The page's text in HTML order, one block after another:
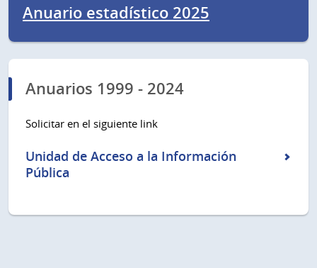
Anuario estadístico 2025
Anuarios 1999 - 2024
Solicitar en el siguiente link
Unidad de Acceso a la Información
Pública